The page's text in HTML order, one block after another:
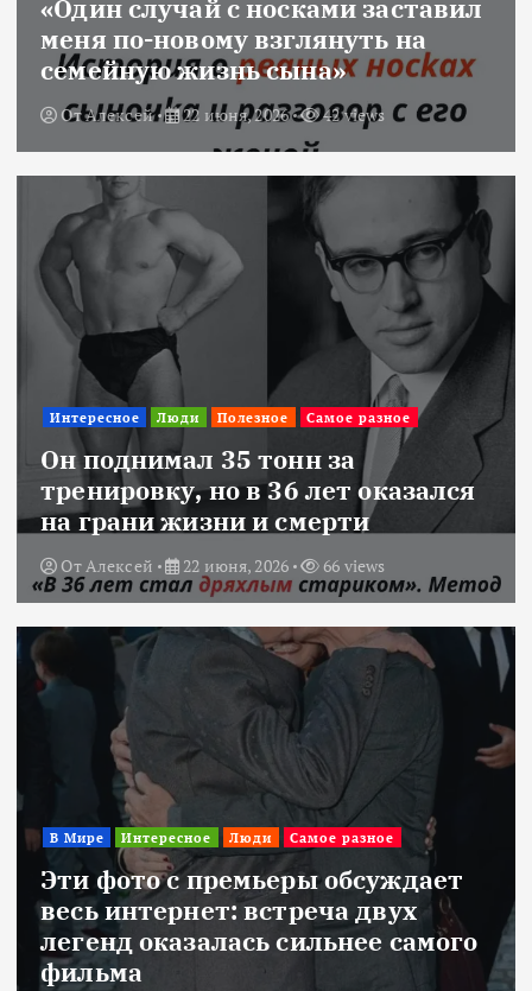
«Один случай с носками заставил
меня по-новому взглянуть на
семейную жизнь сына»
ОтАлексей 22 июня, 2026 42 views
Интересное Люди Полезное Самое разное
Он поднимал 35 тонн за
тренировку, но в 36 лет оказался
на грани жизни и смерти
От Алексей 22 июня, 2026 66 views
В Мире Интересное Люди Самое разное
Эти фото с премьеры обсуждает
весь интернет: встреча двух
легенд оказалась сильнее самого
фильма